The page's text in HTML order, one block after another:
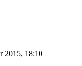
2015, 18:10